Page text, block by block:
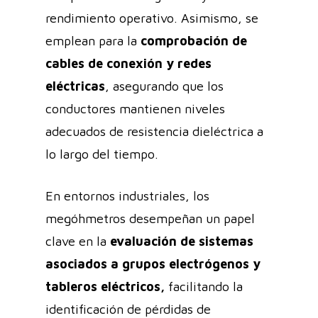
rendimiento operativo. Asimismo, se
emplean para la comprobación de
cables de conexión y redes
eléctricas, asegurando que los
conductores mantienen niveles
adecuados de resistencia dieléctrica a
lo largo del tiempo.
En entornos industriales, los
megóhmetros desempeñan un papel
clave en la evaluación de sistemas
asociados a grupos electrógenos y
tableros eléctricos, facilitando la
identificación de pérdidas de